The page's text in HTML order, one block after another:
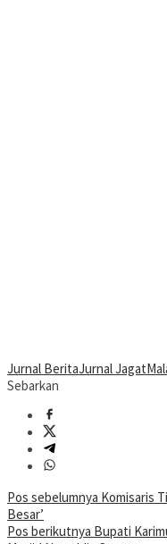
Jurnal BeritaJurnal Jagat
Sebarkan
Navigasi
pos
Pos sebelumnya Komisaris
Besar’
Pos berikutnya Bupati